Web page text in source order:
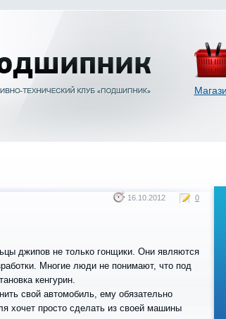
16.10.2012 0
джипов не только гонщики. Они являются
Многие люди не понимают, что под
кенгурин.
свой автомобиль, ему обязательно
хочет просто сделать из своей машины